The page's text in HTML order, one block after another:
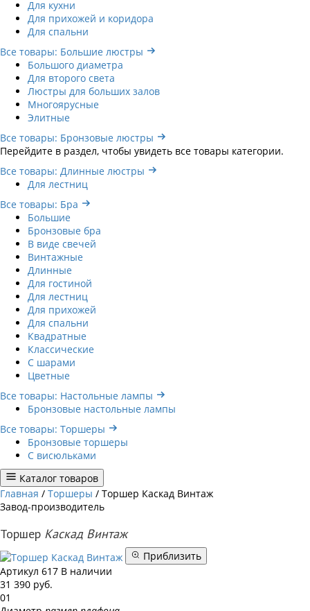
Для кухни
Для прихожей и коридора
Для спальни
Все товары: Большие люстры
Большого диаметра
Для второго света
Люстры для больших залов
Многоярусные
Элитные
Все товары: Бронзовые люстры
Перейдите в раздел, чтобы увидеть все товары категории.
Все товары: Длинные люстры
Для лестниц
Все товары: Бра
Большие
Бронзовые бра
В виде свечей
Винтажные
Длинные
Для гостиной
Для лестниц
Для прихожей
Для спальни
Квадратные
Классические
С шарами
Цветные
Все товары: Настольные лампы
Бронзовые настольные лампы
Все товары: Торшеры
Бронзовые торшеры
С висюльками
Каталог товаров
Главная / Торшеры / Торшер Каскад Винтаж
Завод-производитель
Торшер Каскад Винтаж
Приблизить
Артикул 617 В наличии
31 390 руб.
01